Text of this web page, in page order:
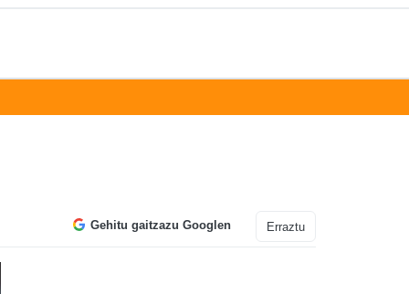
Gehitu gaitzazu Googlen Erraztu